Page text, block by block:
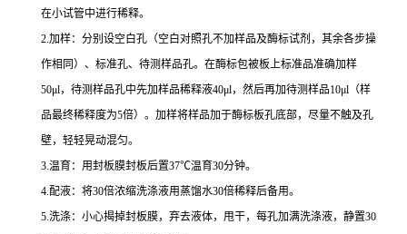
在小试管中进行稀释。
2.加样：分别设空白孔（空白对照孔不加样品及酶标试剂，其余各步操
作相同）、标准孔、待测样品孔。在酶标包被板上标准品准确加样
50μl，待测样品孔中先加样品稀释液40μl，然后再加待测样品10μl （样
品最终稀释度为5倍）。加样将样品加于酶标板孔底部，尽量不触及孔
壁，轻轻晃动混匀。
3.温育：用封板膜封板后置37℃温育30分钟。
4.配液：将30倍浓缩洗涤液用蒸馏水30倍稀释后备用。
5.洗涤：小心揭掉封板膜，弃去液体，甩干，每孔加满洗涤液，静置30